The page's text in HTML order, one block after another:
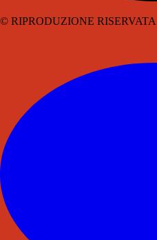
© RIPRODUZIONE RISERVATA